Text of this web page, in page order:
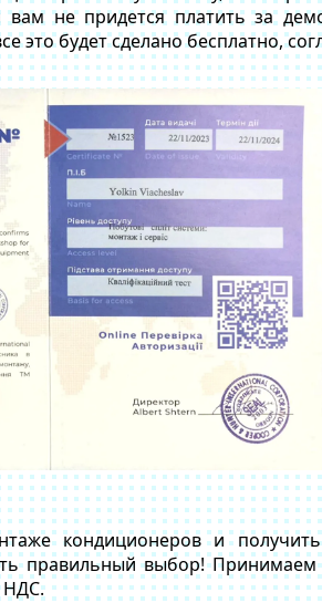
вам не придется платить за
это будет сделано бесплатно,
кондиционеров и
правильный выбор!
НДС.